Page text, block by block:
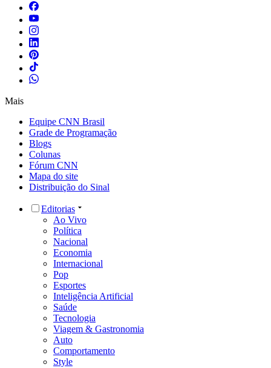
Mais
Equipe CNN Brasil
Grade de Programação
Blogs
Colunas
Fórum CNN
Mapa do site
Distribuição do Sinal
Editorias
Ao Vivo
Política
Nacional
Economia
Internacional
Pop
Esportes
Inteligência Artificial
Saúde
Tecnologia
Viagem & Gastronomia
Auto
Comportamento
Style